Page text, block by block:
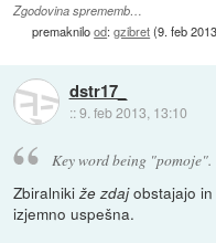
Zgodovina sprememb…
premaknilood:gzibret(9. feb
dstr17_
::9. feb 2013, 13:10
Key word being "pomoje".
Zbiralnikiže zdajobstajajo in
izjemno uspešna.